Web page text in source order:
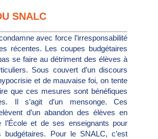
SNALC
avec force l’irresponsabilité
récentes. Les coupes budgétaires
se faire au détriment des élèves à
Sous couvert d’un discours
et de mauvaise foi, on tente
que ces mesures sont bénéfiques
Il s’agit d’un mensonge. Ces
d’un abandon des élèves en
l’École et de ses enseignants pour
budgétaires. Pour le SNALC, c’est